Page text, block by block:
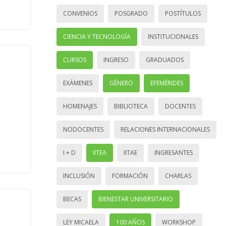
CONVENIOS POSGRADO POSTÍTULOS
CIENCIA Y TECNOLOGÍA INSTITUCIONALES
CURSOS INGRESO GRADUADOS
EXÁMENES GÉNERO EFEMÉRIDES
HOMENAJES BIBLIOTECA DOCENTES
NODOCENTES RELACIONES INTERNACIONALES
I + D IITEA IITAE INGRESANTES
INCLUSIÓN FORMACIÓN CHARLAS
BECAS BIENESTAR UNIVERSITARIO
LEY MICAELA 100 AÑOS WORKSHOP